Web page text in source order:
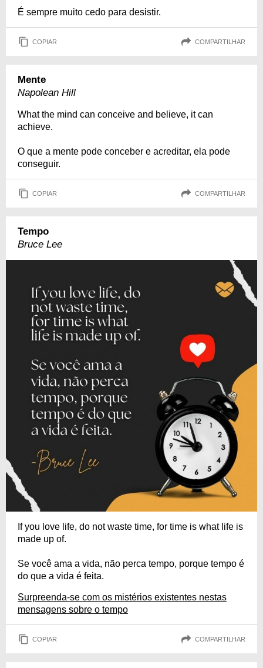
É sempre muito cedo para desistir.
COPIAR COMPARTILHAR
Mente
Napolean Hill
What the mind can conceive and believe, it can
achieve.
O que a mente pode conceber e acreditar, ela pode
conseguir.
COPIAR COMPARTILHAR
Tempo
Bruce Lee
If you love life, do not waste time, for time is what life is
made up of.
Se você ama a vida, não perca tempo, porque tempo é
do que a vida é feita.
Surpreenda-se com os mistérios existentes nestas
mensagens sobre o tempo
COPIAR COMPARTILHAR